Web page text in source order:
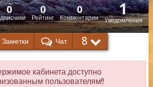
0
Рейтинг
0
Комментарии
0
Уведомления
1
Заметки Чат 8
кабинета доступно
пользователям!!